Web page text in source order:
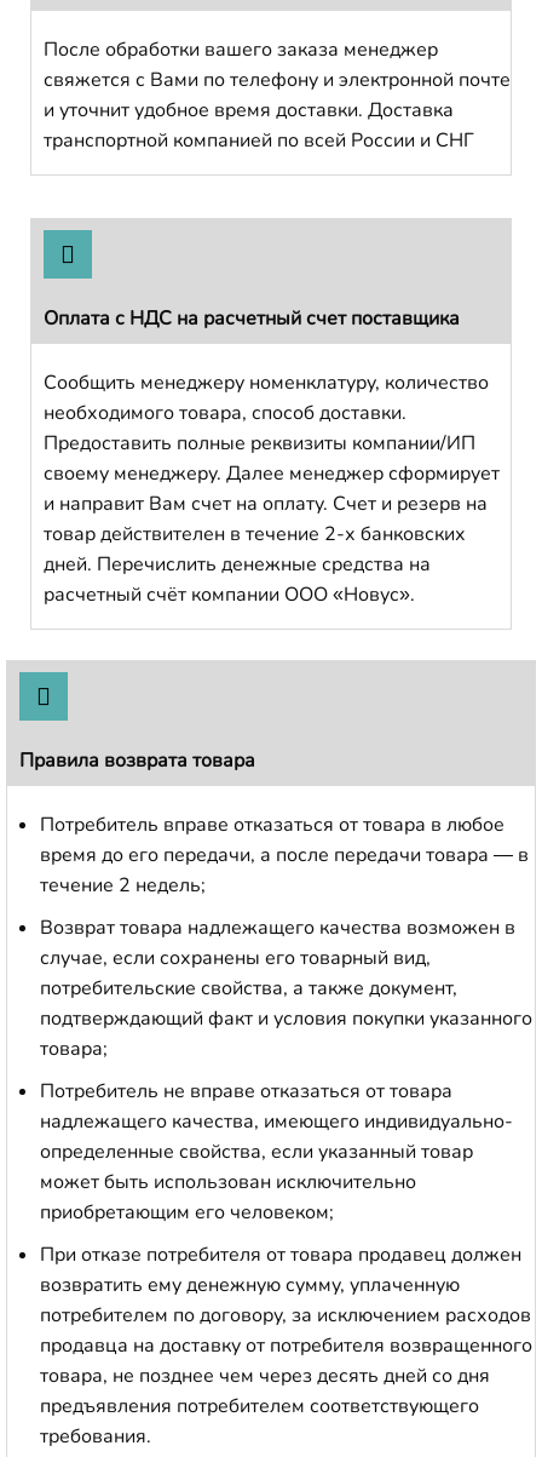
После обработки вашего заказа менеджер
свяжется с Вами по телефону и электронной почте
и уточнит удобное время доставки. Доставка
транспортной компанией по всей России и СНГ
Оплата с НДС на расчетный счет поставщика
Сообщить менеджеру номенклатуру, количество
необходимого товара, способ доставки.
Предоставить полные реквизиты компании/ИП
своему менеджеру. Далее менеджер сформирует
и направит Вам счет на оплату. Счет и резерв на
товар действителен в течение 2-х банковских
дней. Перечислить денежные средства на
расчетный счёт компании ООО «Новус».
Правила возврата товара
Потребитель вправе отказаться от товара в любое
время до его передачи, а после передачи товара — в
течение 2 недель;
Возврат товара надлежащего качества возможен в
случае, если сохранены его товарный вид,
потребительские свойства, а также документ,
подтверждающий факт и условия покупки указанного
товара;
Потребитель не вправе отказаться от товара
надлежащего качества, имеющего индивидуально-
определенные свойства, если указанный товар
может быть использован исключительно
приобретающим его человеком;
При отказе потребителя от товара продавец должен
возвратить ему денежную сумму, уплаченную
потребителем по договору, за исключением расходов
продавца на доставку от потребителя возвращенного
товара, не позднее чем через десять дней со дня
предъявления потребителем соответствующего
требования.